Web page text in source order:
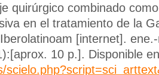
quirúrgico combinado
en el tratamiento de la
[internet].
10 p.]. Disponible